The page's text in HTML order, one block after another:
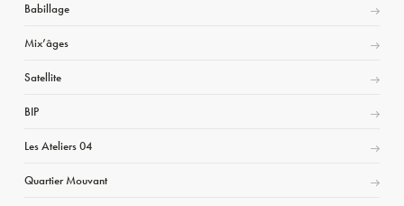
Babillage
Mix’âges
Satellite
BIP
Les Ateliers 04
Quartier Mouvant